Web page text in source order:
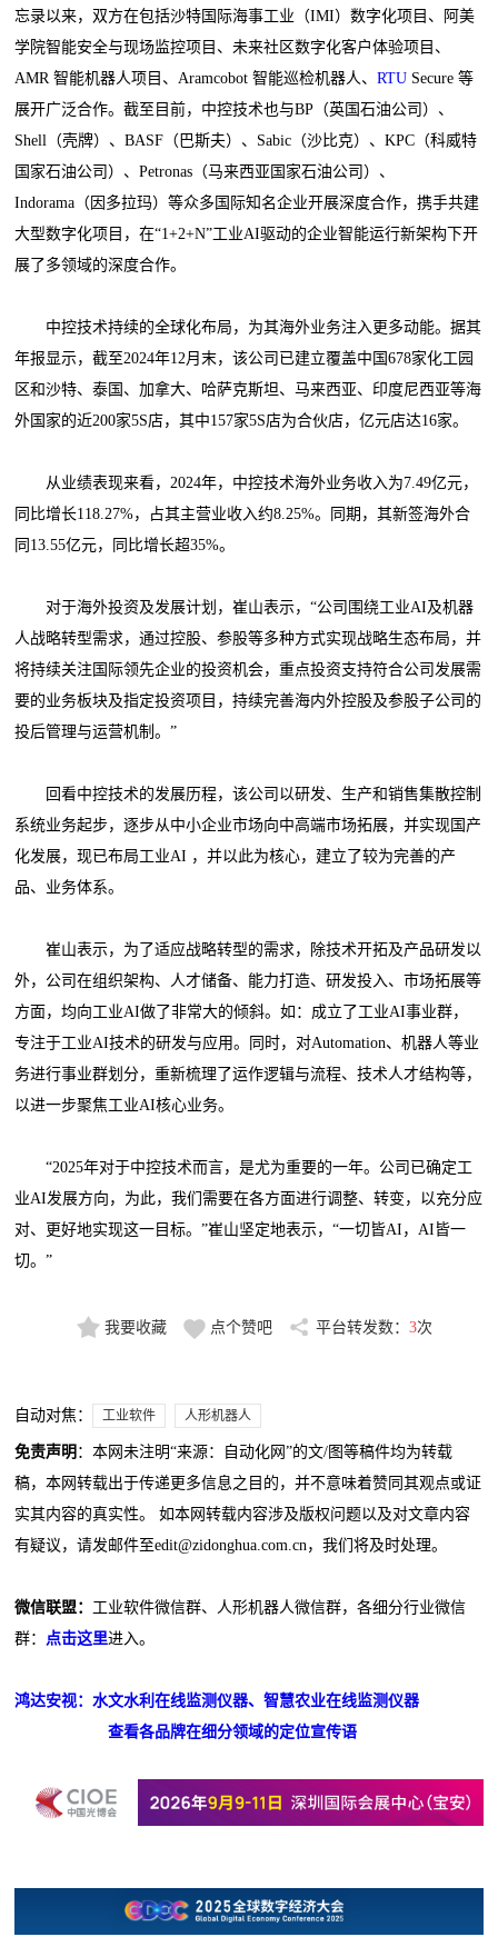
忘录以来，双方在包括沙特国际海事工业（IMI）数字化项目、阿美
学院智能安全与现场监控项目、未来社区数字化客户体验项目、
AMR 智能机器人项目、Aramcobot 智能巡检机器人、RTU Secure 等
展开广泛合作。截至目前，中控技术也与BP（英国石油公司）、
Shell（壳牌）、BASF（巴斯夫）、Sabic（沙比克）、KPC（科威特
国家石油公司）、Petronas（马来西亚国家石油公司）、
Indorama（因多拉玛）等众多国际知名企业开展深度合作，携手共建
大型数字化项目，在“1+2+N”工业AI驱动的企业智能运行新架构下开
展了多领域的深度合作。
中控技术持续的全球化布局，为其海外业务注入更多动能。据其
年报显示，截至2024年12月末，该公司已建立覆盖中国678家化工园
区和沙特、泰国、加拿大、哈萨克斯坦、马来西亚、印度尼西亚等海
外国家的近200家5S店，其中157家5S店为合伙店，亿元店达16家。
从业绩表现来看，2024年，中控技术海外业务收入为7.49亿元，
同比增长118.27%，占其主营业收入约8.25%。同期，其新签海外合
同13.55亿元，同比增长超35%。
对于海外投资及发展计划，崔山表示，“公司围绕工业AI及机器
人战略转型需求，通过控股、参股等多种方式实现战略生态布局，并
将持续关注国际领先企业的投资机会，重点投资支持符合公司发展需
要的业务板块及指定投资项目，持续完善海内外控股及参股子公司的
投后管理与运营机制。”
回看中控技术的发展历程，该公司以研发、生产和销售集散控制
系统业务起步，逐步从中小企业市场向中高端市场拓展，并实现国产
化发展，现已布局工业AI ，并以此为核心，建立了较为完善的产
品、业务体系。
崔山表示，为了适应战略转型的需求，除技术开拓及产品研发以
外，公司在组织架构、人才储备、能力打造、研发投入、市场拓展等
方面，均向工业AI做了非常大的倾斜。如：成立了工业AI事业群，
专注于工业AI技术的研发与应用。同时，对Automation、机器人等业
务进行事业群划分，重新梳理了运作逻辑与流程、技术人才结构等，
以进一步聚焦工业AI核心业务。
“2025年对于中控技术而言，是尤为重要的一年。公司已确定工
业AI发展方向，为此，我们需要在各方面进行调整、转变，以充分应
对、更好地实现这一目标。”崔山坚定地表示，“一切皆AI，AI皆一
切。”
我要收藏 点个赞吧 平台转发数： 3次
自动对焦： 工业软件 人形机器人
免责声明 ：本网未注明“来源：自动化网”的文/图等稿件均为转载
稿，本网转载出于传递更多信息之目的，并不意味着赞同其观点或证
实其内容的真实性。 如本网转载内容涉及版权问题以及对文章内容
有疑议，请发邮件至edit@zidonghua.com.cn，我们将及时处理。
微信联盟： 工业软件微信群、人形机器人微信群，各细分行业微信
群：
点击这里进入。
鸿达安视：水文水利在线监测仪器、智慧农业在线监测仪器
查看各品牌在细分领域的定位宣传语